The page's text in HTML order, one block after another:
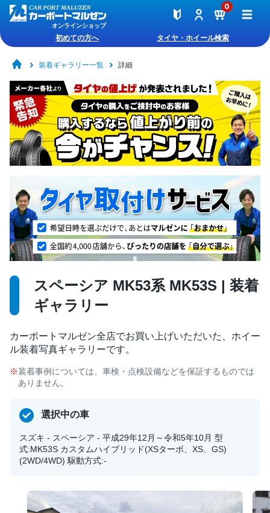
オンラインショップ
0
初めての方へ タイヤ・ホイール検索
装着ギャラリー一覧 詳細
スペーシア MK53系 MK53S | 装着
ギャラリー
カーポートマルゼン全店でお買い上げいただいた、ホイー
ル装着写真ギャラリーです。
装着事例については、車検・点検設備などを保証するものでは
ありません。
選択中の車
スズキ - スペーシア - 平成29年12月～令和5年10月 型
式:MK53S カスタムハイブリッド(XSターボ、XS、GS)
(2WD/4WD) 駆動方式:-